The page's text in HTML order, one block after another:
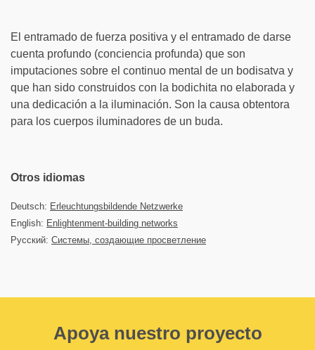
El entramado de fuerza positiva y el entramado de darse
cuenta profundo (conciencia profunda) que son
imputaciones sobre el continuo mental de un bodisatva y
que han sido construidos con la bodichita no elaborada y
una dedicación a la iluminación. Son la causa obtentora
para los cuerpos iluminadores de un buda.
Otros idiomas
Deutsch: Erleuchtungsbildende Netzwerke
English: Enlightenment-building networks
Русский: Системы, создающие просветление
Apoya nuestro proyecto